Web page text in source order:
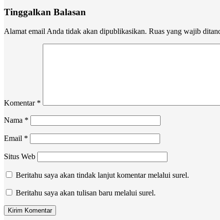
Tinggalkan Balasan
Alamat email Anda tidak akan dipublikasikan. Ruas yang wajib
Komentar *
Nama *
Email *
Situs Web
Beritahu saya akan tindak lanjut komentar melalui surel.
Beritahu saya akan tulisan baru melalui surel.